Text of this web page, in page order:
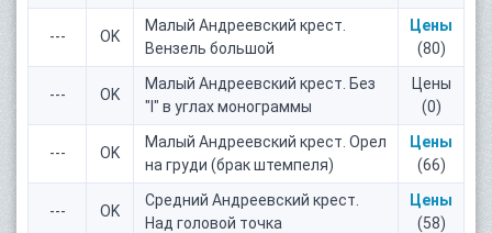
--- OK
Малый Андреевский крест.
Вензель большой
Цены
(80)
--- OK
Малый Андреевский крест. Без
"I" в углах монограммы
Цены
(0)
--- OK
Малый Андреевский крест. Орел
на груди (брак штемпеля)
Цены
(66)
--- OK
Средний Андреевский крест.
Над головой точка
Цены
(58)